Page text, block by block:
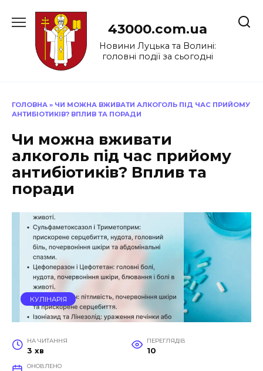
до
43000.com.ua
Новини Луцька та Волині:
головні події за сьогодні
ГОЛОВНА » ЧИ МОЖНА ВЖИВАТИ АЛКОГОЛЬ ПІД ЧАС ПРИЙОМУ
АНТИБІОТИКІВ? ВПЛИВ ТА ПОРАДИ
Чи можна вживати
алкоголь під час прийому
антибіотиків? Вплив та
поради
КУЛІНАРІЯ
НА ЧИТАННЯ
3 хв
ПЕРЕГЛЯДІВ
10
ОНОВЛЕНО